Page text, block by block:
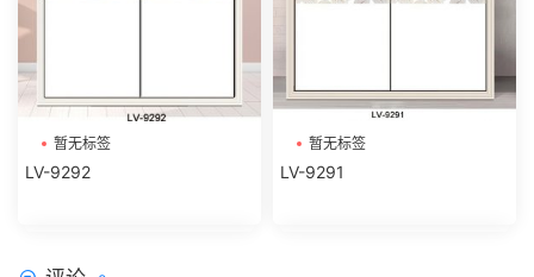
暂无标签
LV-9292
暂无标签
LV-9291